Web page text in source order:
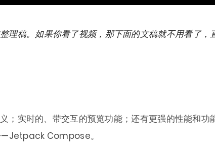
理稿。如果你看了视频，那下面的文稿就不用看了，
；实时的、带交互的预览功能；还有更强的性能和
Compose。